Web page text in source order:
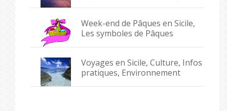
Week-end de Pâques en Sicile,
Les symboles de Pâques
Voyages en Sicile, Culture, Infos
pratiques, Environnement